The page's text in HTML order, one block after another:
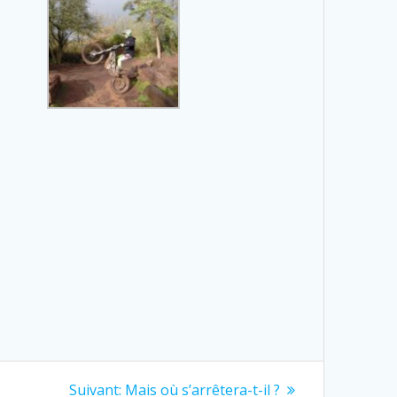
Suivant: Next
Mais où s’arrêtera-t-il ?